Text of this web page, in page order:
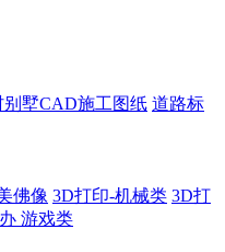
别墅CAD施工图纸 道路标
佛像 3D打印-机械类 3D打
游戏类